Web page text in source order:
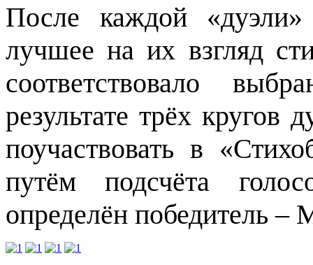
После каждой
лучшее на их взгляд
соответствовало
результате трёх
поучаствовать в
путём подсчёта
определён победитель